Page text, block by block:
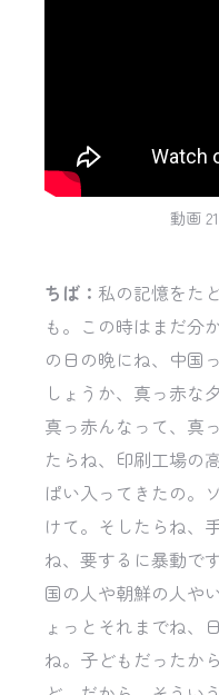
動画
ちば： 私の記憶をた
も。この時はまだ分
の日の晩にね、中国
しょうか、真っ赤な
真っ赤んなって、真
たらね、印刷工場の
ぱい入ってきたの。
けて。そしたらね、
ね、要するに暴動で
国の人や朝鮮の人や
ょっとそれまでね、
ね。子どもだったか